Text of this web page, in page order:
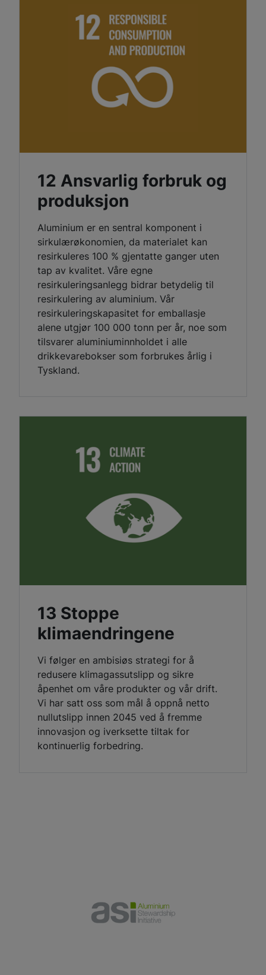
12 Ansvarlig forbruk og
produksjon
Aluminium er en sentral komponent i
sirkulærøkonomien, da materialet kan
resirkuleres 100 % gjentatte ganger uten
tap av kvalitet. Våre egne
resirkuleringsanlegg bidrar betydelig til
resirkulering av aluminium. Vår
resirkuleringskapasitet for emballasje
alene utgjør 100 000 tonn per år, noe som
tilsvarer aluminiuminnholdet i alle
drikkevarebokser som forbrukes årlig i
Tyskland.
13 Stoppe
klimaendringene
Vi følger en ambisiøs strategi for å
redusere klimagassutslipp og sikre
åpenhet om våre produkter og vår drift.
Vi har satt oss som mål å oppnå netto
nullutslipp innen 2045 ved å fremme
innovasjon og iverksette tiltak for
kontinuerlig forbedring.